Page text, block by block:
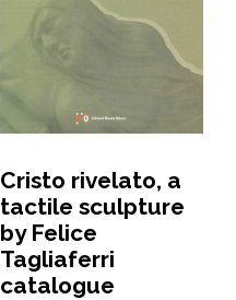
Cristo rivelato, a
tactile sculpture
by Felice
Tagliaferri
catalogue